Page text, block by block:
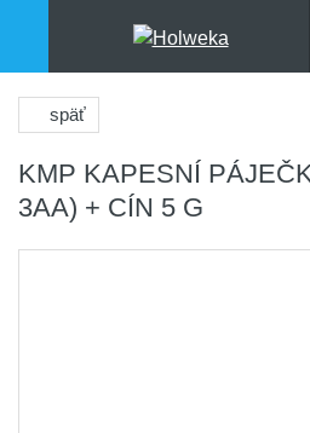
späť
KMP KAPESNÍ
3AA) + CÍN 5 G